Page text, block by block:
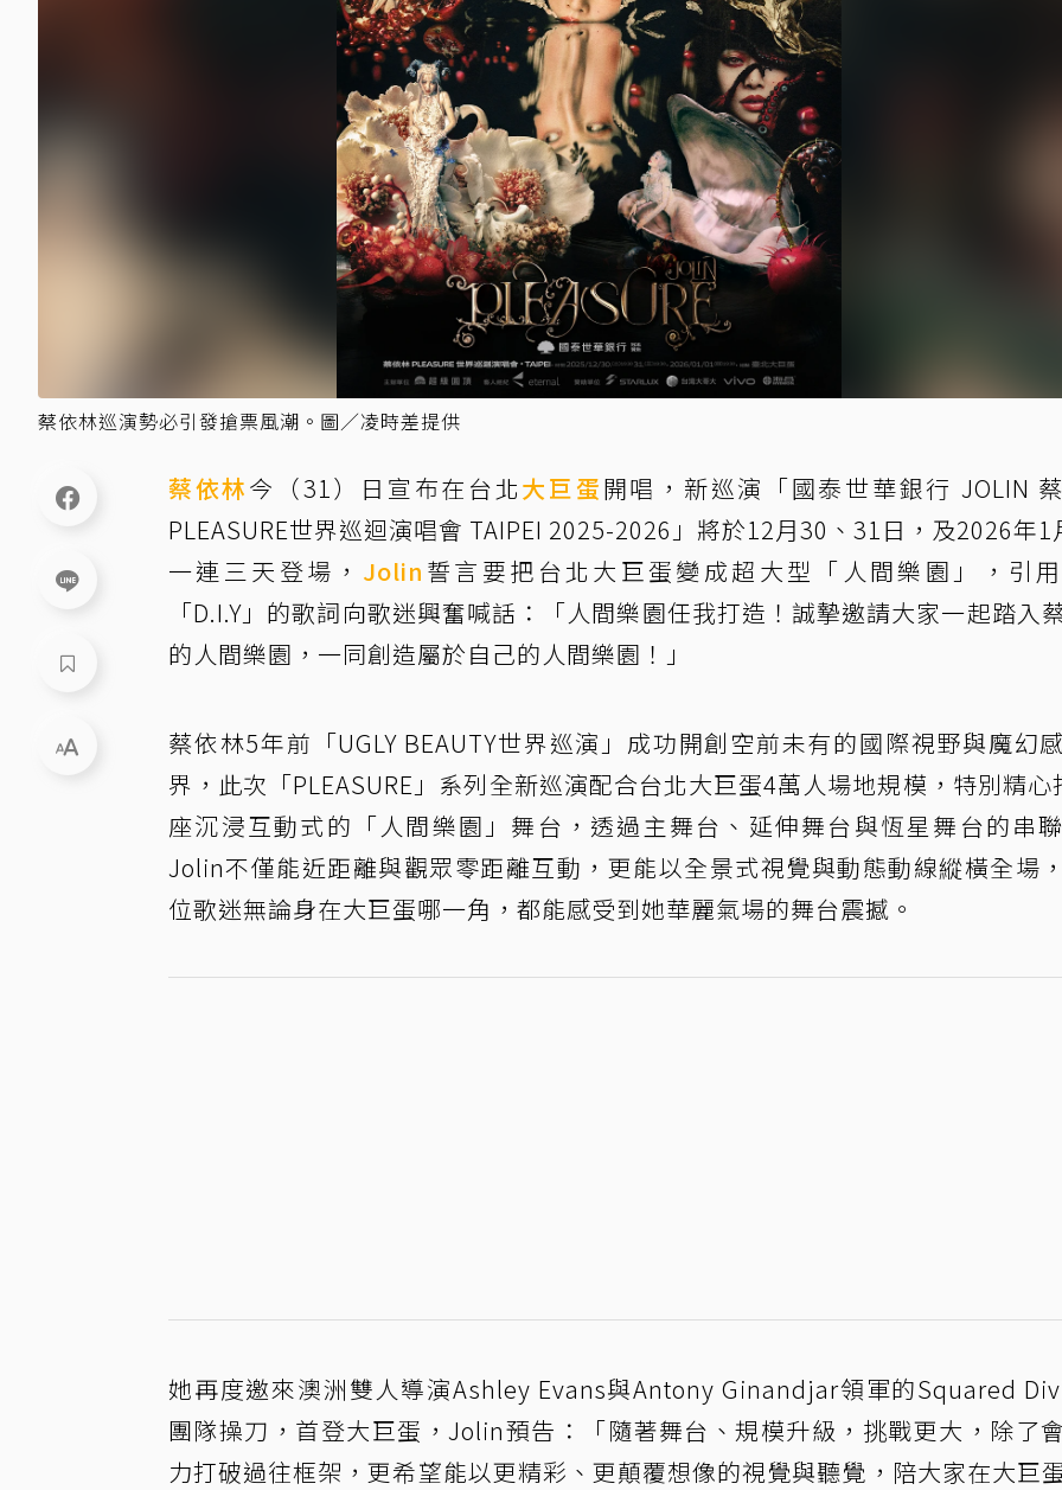
蔡依林巡演勢必引發搶票風潮。圖／凌時差提供
蔡依林今（31）日宣布在台北大巨蛋開唱，新巡演「國泰世華銀行 JOLIN
PLEASURE世界巡迴演唱會 TAIPEI 2025-2026」將於12月30、31日，及2026年1
一連三天登場， Jolin 誓言要把台北大巨蛋變成超大型「人間樂園」，引
「D.I.Y」的歌詞向歌迷興奮喊話：「人間樂園任我打造！誠摯邀請大家一起踏入
的人間樂園，一同創造屬於自己的人間樂園！」
蔡依林5年前「UGLY BEAUTY世界巡演」成功開創空前未有的國際視野與魔幻
界，此次「PLEASURE」系列全新巡演配合台北大巨蛋4萬人場地規模，特別精心
座沉浸互動式的「人間樂園」舞台，透過主舞台、延伸舞台與恆星舞台的串
Jolin不僅能近距離與觀眾零距離互動，更能以全景式視覺與動態動線縱橫全場
位歌迷無論身在大巨蛋哪一角，都能感受到她華麗氣場的舞台震撼。
她再度邀來澳洲雙人導演Ashley Evans與Antony Ginandjar領軍的Squared
團隊操刀，首登大巨蛋，Jolin預告：「隨著舞台、規模升級，挑戰更大，除了
力打破過往框架，更希望能以更精彩、更顛覆想像的視覺與聽覺，陪大家在大巨